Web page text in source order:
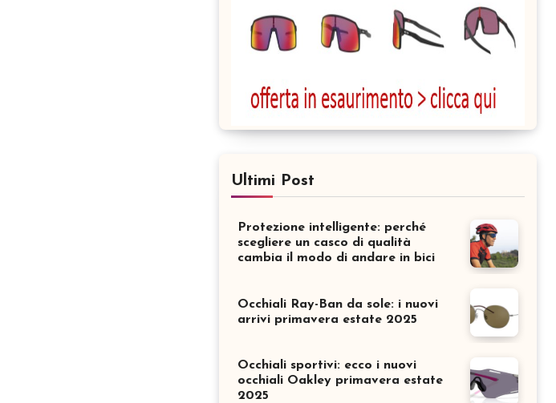
Ultimi Post
Protezione intelligente: perché
scegliere un casco di qualità
cambia il modo di andare in bici
Occhiali Ray-Ban da sole: i nuovi
arrivi primavera estate 2025
Occhiali sportivi: ecco i nuovi
occhiali Oakley primavera estate
2025